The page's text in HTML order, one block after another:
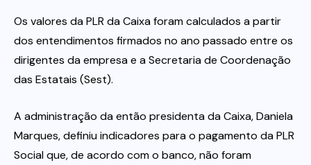
Os valores da PLR da Caixa foram calculados a partir
dos entendimentos firmados no ano passado entre os
dirigentes da empresa e a Secretaria de Coordenação
das Estatais (Sest).
A administração da então presidenta da Caixa, Daniela
Marques, definiu indicadores para o pagamento da PLR
Social que, de acordo com o banco, não foram